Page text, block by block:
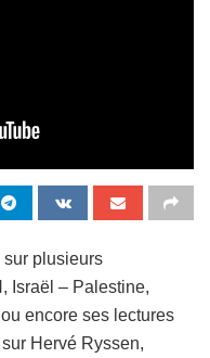
sur plusieurs
Israël – Palestine,
encore ses lectures
Hervé Ryssen,